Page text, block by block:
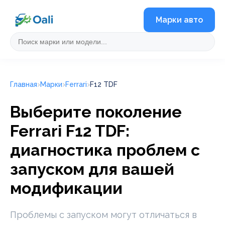
Марки авто
Главная Марки Ferrari F12 TDF
Выберите поколение
Ferrari F12 TDF:
диагностика проблем с
запуском для вашей
модификации
Проблемы с запуском могут отличаться в